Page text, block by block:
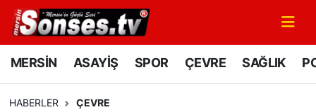
MERSİN ASAYİŞ SPOR ÇEVRE SAĞLIK
HABERLER ÇEVRE
MERSİN
Mersin Nöbetçi Eczaneler